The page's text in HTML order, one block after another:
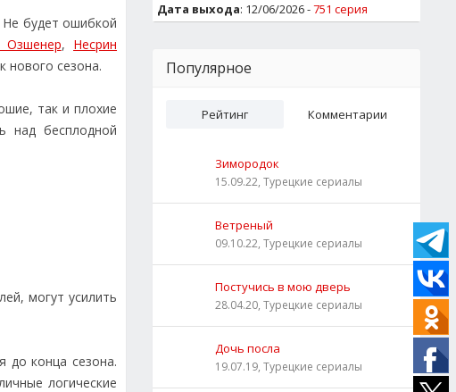
будет ошибкой
Озшенер, Несрин
нового сезона.
так и плохие
над бесплодной
могут усилить
до конца сезона.
логические
Дата выхода: 12/06/2026 -751 серия
Популярное
Рейтинг Комментарии
Зимородок
15.09.22, Турецкие сериалы
Ветреный
09.10.22, Турецкие сериалы
Постучись в мою дверь
28.04.20, Турецкие сериалы
Дочь посла
19.07.19, Турецкие сериалы